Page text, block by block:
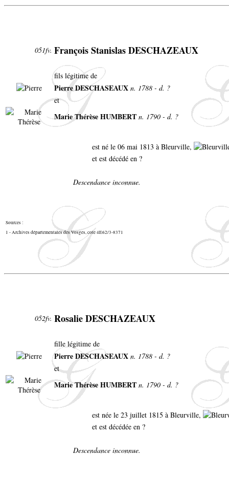
051fv. François Stanislas DESCHAZEAUX
fils légitime de
Pierre DESCHASEAUX n. 1788 - d. ?
et
Marie Thérèse HUMBERT n. 1790 - d. ?
est né le 06 mai 1813 à Bleurville,
et est décédé en ?
Descendance inconnue.
Sources :
1 - Archives départementales des Vosges, cote 4E62/3-8371
052fv. Rosalie DESCHAZEAUX
fille légitime de
Pierre DESCHASEAUX n. 1788 - d. ?
et
Marie Thérèse HUMBERT n. 1790 - d. ?
est née le 23 juillet 1815 à Bleurville,
et est décédée en ?
Descendance inconnue.